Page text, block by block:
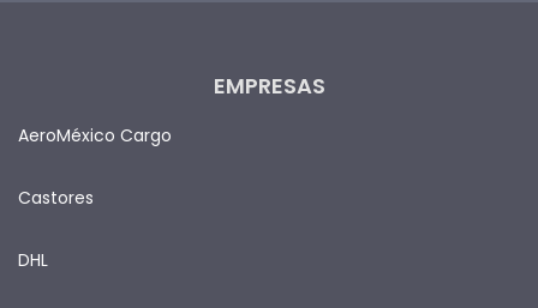
EMPRESAS
AeroMéxico Cargo
Castores
DHL